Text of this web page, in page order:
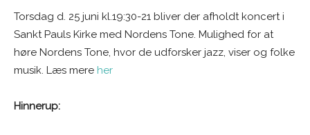
Torsdag d. 25 juni kl.19:30-21 bliver der afholdt koncert i
Sankt Pauls Kirke med Nordens Tone. Mulighed for at
høre Nordens Tone, hvor de udforsker jazz, viser og folke
musik. Læs mere her
Hinnerup: